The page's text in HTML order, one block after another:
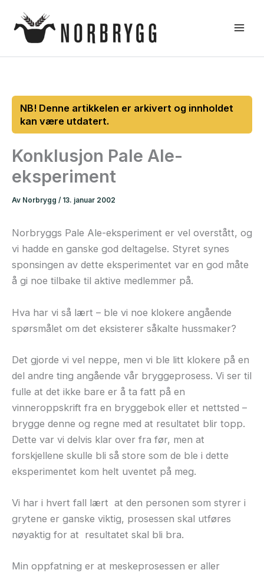
rett
Konklusjon Pale Ale-
eksperiment
Av Norbrygg / 13. januar 2002
Norbryggs Pale Ale-eksperiment er vel overstått, og
vi hadde en ganske god deltagelse. Styret synes
sponsingen av dette eksperimentet var en god måte
å gi noe tilbake til aktive medlemmer på.
Hva har vi så lært – ble vi noe klokere angående
spørsmålet om det eksisterer såkalte hussmaker?
Det gjorde vi vel neppe, men vi ble litt klokere på en
del andre ting angående vår bryggeprosess. Vi ser til
fulle at det ikke bare er å ta fatt på en
vinneroppskrift fra en bryggebok eller et nettsted –
brygge denne og regne med at resultatet blir topp.
Dette var vi delvis klar over fra før, men at
forskjellene skulle bli så store som de ble i dette
eksperimentet kom helt uventet på meg.
Vi har i hvert fall lært at den personen som styrer i
grytene er ganske viktig, prosessen skal utføres
nøyaktig for at resultatet skal bli bra.
Min oppfatning er at meskeprosessen er aller